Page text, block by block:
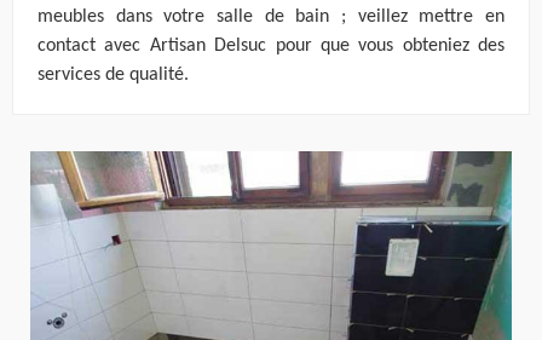
meubles dans votre salle de bain ; veillez mettre en
contact avec Artisan Delsuc pour que vous obteniez des
services de qualité.